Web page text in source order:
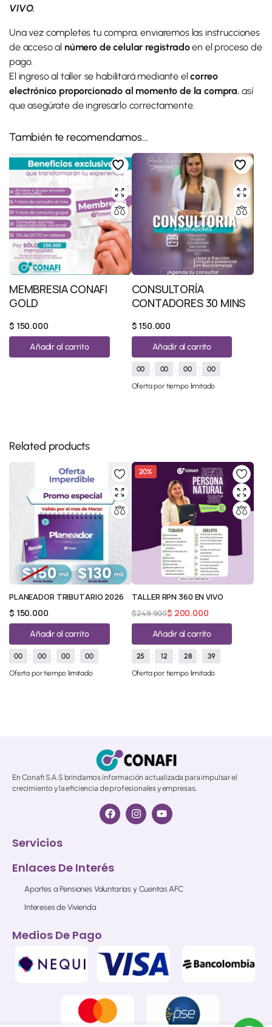
VIVO.
Una vez completes tu compra, enviaremos las instrucciones
de acceso al número de celular registradoen el proceso de
pago.
El ingreso al taller se habilitará mediante elcorreo
electrónico proporcionado al momento de la compra, así
que asegúrate de ingresarlo correctamente.
También te recomendamos…
MEMBRESIA CONAFI
GOLD
$ 150.000
Añadir al carrito
CONSULTORÍA
CONTADORES 30 MINS
$ 150.000
Añadir al carrito
00 : 00 : 00 :
00
Oferta por tiempo limitado
Related products
PLANEADOR TRIBUTARIO 2026
$ 150.000
Añadir al carrito
00 : 00 : 00 :
00
Oferta por tiempo limitado
20%
TALLER RPN 360 EN VIVO
$249.900$ 200.000
Añadir al carrito
25 : 12 : 28 :
39
Oferta por tiempo limitado
En Conafi S.A.S brindamos información actualizada para impulsar el
crecimiento y la eficiencia de profesionales y empresas.
Servicios
Enlaces De Interés
Aportes a Pensiones Voluntarias y Cuentas AFC
Intereses de Vivienda
Medios De Pago